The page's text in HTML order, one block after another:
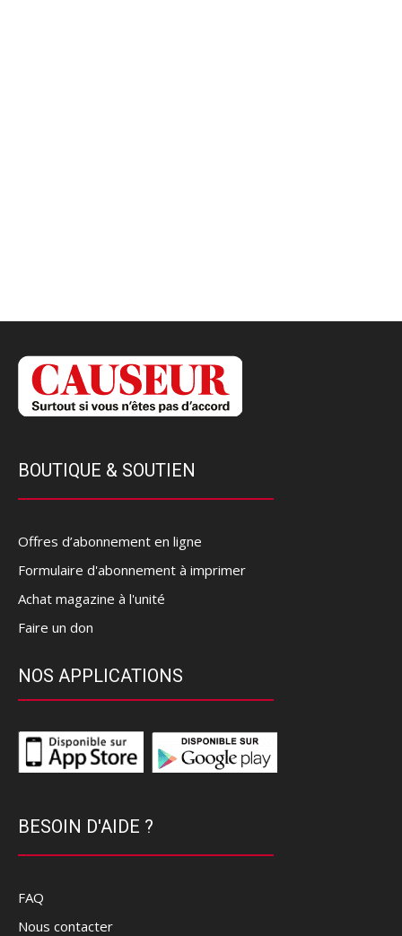
BOUTIQUE & SOUTIEN
Offres d’abonnement en ligne
Formulaire d'abonnement à imprimer
Achat magazine à l'unité
Faire un don
NOS APPLICATIONS
BESOIN D'AIDE ?
FAQ
Nous contacter